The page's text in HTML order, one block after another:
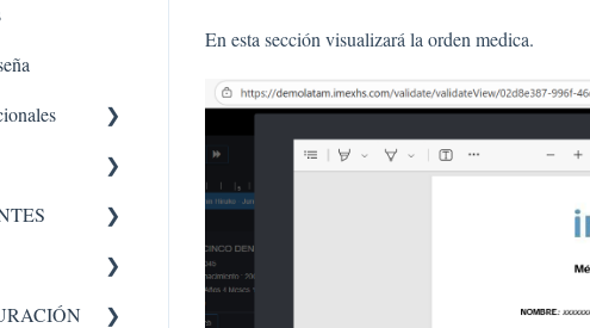
En esta sección visualizará la orden medica.
portal